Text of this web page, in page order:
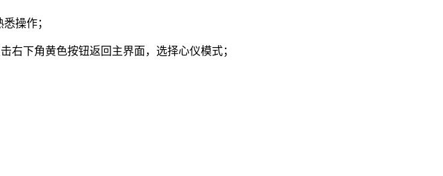
操作；
右下角黄色按钮返回主界面，选择心仪模式；